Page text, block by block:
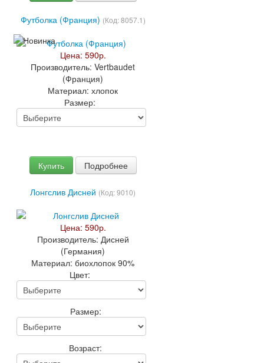
Футболка (Франция) (Код:8057.1)
Цена: 590р.
Производитель:Vertbaudet
(Франция)
Материал: хлопок
Размер:
Купить Подробнее
Лонгслив Дисней (Код:9010)
Цена: 590р.
Производитель: Дисней
(Германия)
Материал: биохлопок 90%
Цвет:
Размер:
Возраст: